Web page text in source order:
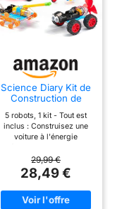
Science Diary Kit de
Construction de
pour Enfants
5 robots, 1 kit - Tout est
inclus : Construisez une
voiture à l'énergie
planeur, un robot rampant
et un robot à rotation
automatique ! Ce kit
complet STEM comprend
tous les moteurs, outils et
29,99 €
28,49 €